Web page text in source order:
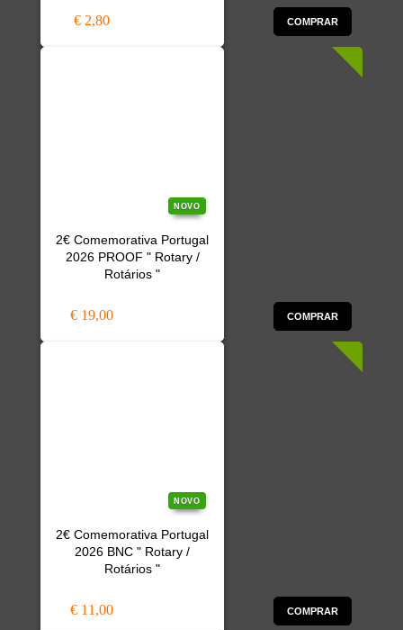
€ 2,80 COMPRAR
NOVO
2€ Comemorativa Portugal
2026 PROOF " Rotary /
Rotários "
€ 19,00 COMPRAR
NOVO
2€ Comemorativa Portugal
2026 BNC " Rotary /
Rotários "
€ 11,00 COMPRAR